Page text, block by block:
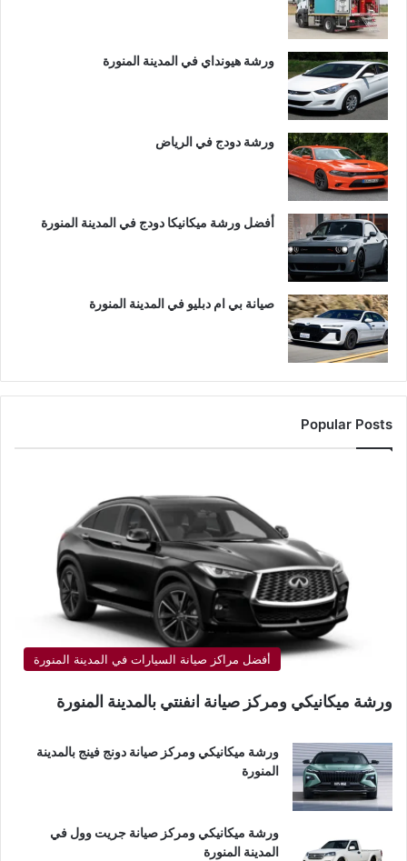
ورشة هيونداي في المدينة المنورة
ورشة دودج في الرياض
أفضل ورشة ميكانيكا دودج في المدينة المنورة
صيانة بي ام دبليو في المدينة المنورة
Popular Posts
أفضل مراكز صيانة السيارات في المدينة المنورة
ورشة ميكانيكي ومركز صيانة انفنتي بالمدينة المنورة
ورشة ميكانيكي ومركز صيانة دونج فينج بالمدينة
المنورة
ورشة ميكانيكي ومركز صيانة جريت وول في
المدينة المنورة